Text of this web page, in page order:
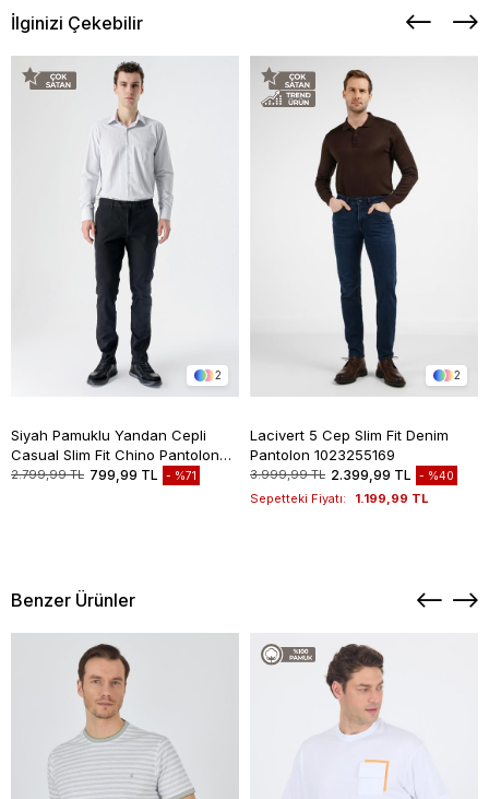
İlginizi Çekebilir
2
Siyah Pamuklu Yandan Cepli
Casual Slim Fit Chino Pantolon
1003235117
2.799,99 TL 799,99 TL %71
2
Lacivert 5 Cep Slim Fit Denim
Pantolon 1023255169
3.999,99 TL 2.399,99 TL %40
Sepetteki Fiyatı: 1.199,99 TL
Benzer Ürünler